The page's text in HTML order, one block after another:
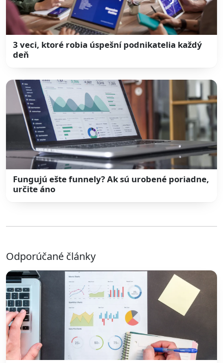
3 veci, ktoré robia úspešní podnikatelia každý
deň
Fungujú ešte funnely? Ak sú urobené poriadne,
určite áno
Odporúčané články